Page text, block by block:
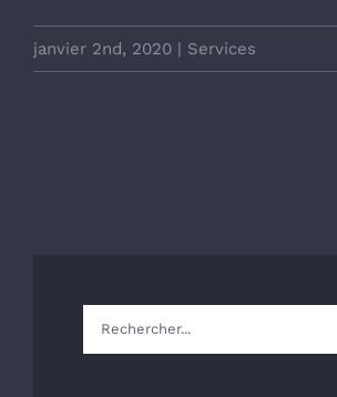
janvier 2nd, 2020 | Services
Rechercher: